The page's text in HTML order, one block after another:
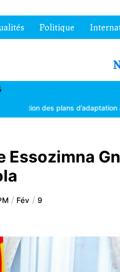
Politique
plans d’adaptation au
Essozimna
Fév 9